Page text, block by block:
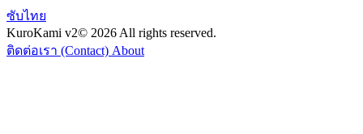
ซับไทย
KuroKami v2© 2026 All rights reserved.
ติดต่อเรา (Contact) About